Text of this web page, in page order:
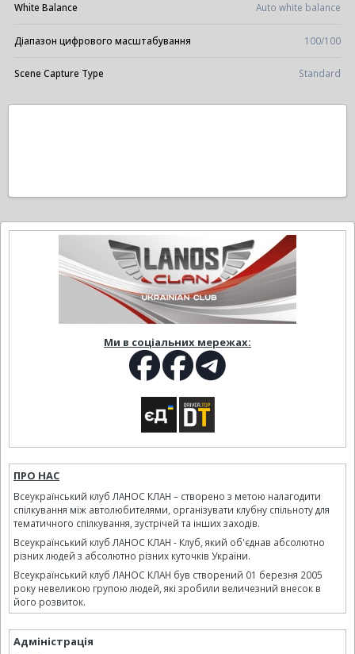
White Balance Auto white balance
Діапазон цифрового масштабування 100/100
Scene Capture Type Standard
Ми в соціальних мережах:
ПРО НАС
Всеукраїнський клуб ЛАНОС КЛАН – створено з метою налагодити
спілкування між автолюбителями, організувати клубну спільноту для
тематичного спілкування, зустрічей та інших заходів.
Всеукраїнський клуб ЛАНОС КЛАН - Клуб, який об'єднав абсолютно
різних людей з абсолютно різних куточків України.
Всеукраїнський клуб ЛАНОС КЛАН був створений 01 березня 2005
року невеликою групою людей, які зробили величезний внесок в
його розвиток.
Адміністрація